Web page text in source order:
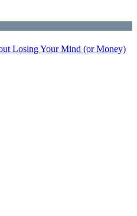
Losing Your Mind (or Money)